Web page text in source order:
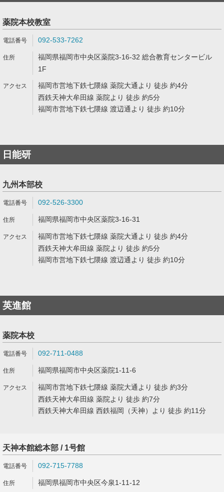
薬院本校教室
092-533-7262
福岡県福岡市中央区薬院3-16-32 総合教育センタービル
1F
福岡市営地下鉄七隈線 薬院大通より 徒歩 約4分
西鉄天神大牟田線 薬院より 徒歩 約5分
福岡市営地下鉄七隈線 渡辺通より 徒歩 約10分
日能研
九州本部校
092-526-3300
福岡県福岡市中央区薬院3-16-31
福岡市営地下鉄七隈線 薬院大通より 徒歩 約4分
西鉄天神大牟田線 薬院より 徒歩 約5分
福岡市営地下鉄七隈線 渡辺通より 徒歩 約10分
英進館
薬院本校
092-711-0488
福岡県福岡市中央区薬院1-11-6
福岡市営地下鉄七隈線 薬院大通より 徒歩 約3分
西鉄天神大牟田線 薬院より 徒歩 約7分
西鉄天神大牟田線 西鉄福岡（天神）より 徒歩 約11分
天神本館総本部 / 1号館
092-715-7788
福岡県福岡市中央区今泉1-11-12